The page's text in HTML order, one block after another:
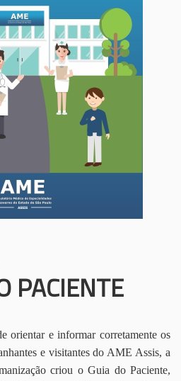
PACIENTE
orientar e informar corretamente os
e visitantes do AME Assis, a
criou o Guia do Paciente,